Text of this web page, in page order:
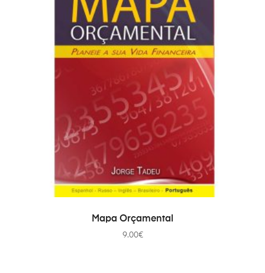
IN DEN WARENKORB
Mapa Orçamental
9.00€